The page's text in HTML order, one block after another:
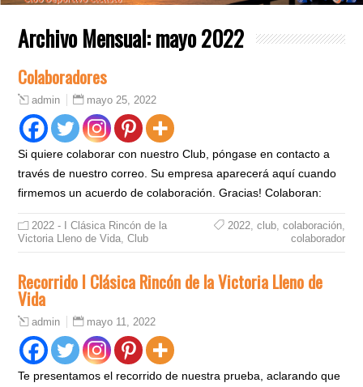
Archivo Mensual:mayo 2022
Colaboradores
admin mayo 25, 2022
Si quiere colaborar con nuestro Club, póngase en contacto a
través de nuestro correo. Su empresa aparecerá aquí cuando
firmemos un acuerdo de colaboración. Gracias! Colaboran:
2022 - I Clásica Rincón de la
Victoria Lleno de Vida ,Club
2022, club, colaboración,
colaborador
Recorrido I Clásica Rincón de la Victoria Lleno de
Vida
admin mayo 11, 2022
Te presentamos el recorrido de nuestra prueba, aclarando que